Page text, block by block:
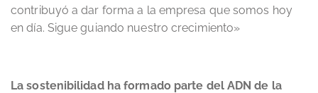
contribuyó a dar forma a la empresa que somos hoy
en día. Sigue guiando nuestro crecimiento»
La sostenibilidad ha formado parte del ADN de la